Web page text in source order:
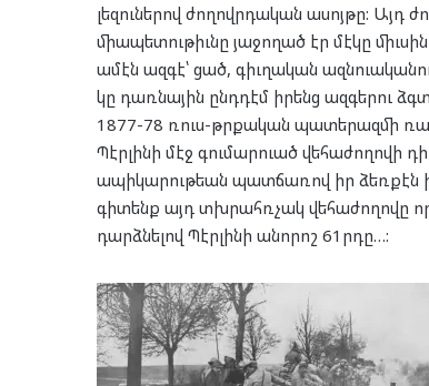
լեզուներով ժողովրդական ասոյթը: Այդ
միապետութիւնը յաջողած էր մէկը
ամէն ազգէ՝ ցած, գիւղական
կը դառնային ընդդէմ իրենց ազգերու
1877-78 ռուս-թրքական պատերազմի
Պէրլինի մէջ գումարուած վեհաժողովի
ապիկարութեան պատճառով իր ձեռքէն
գիտենք այդ տխրահռչակ վեհաժողովը
դարձնելով Պէրլինի անորոշ 61րդը…: